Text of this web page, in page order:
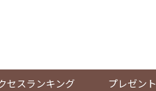
セスランキング プレゼント